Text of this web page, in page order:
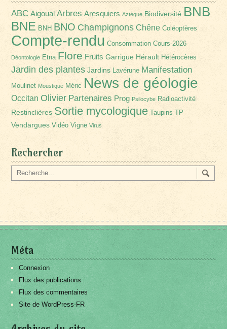
ABC Aigoual Arbres Aresquiers Aztèque Biodiversité BNB
BNE BNH BNO Champignons Chêne Coléoptères
Compte-rendu Consommation Cours-2026
Déontologie Etna Flore Fruits Garrigue Hérault Hétérocères
Jardin des plantes Jardins Lavérune Manifestation
Moulinet Moustique Méric News de géologie
Occitan Olivier Partenaires Prog Psilocybe Radioactivité
Restinclières Sortie mycologique Taupins TP
Vendargues Vidéo Vigne Virus
Rechercher
Méta
Connexion
Flux des publications
Flux des commentaires
Site de WordPress-FR